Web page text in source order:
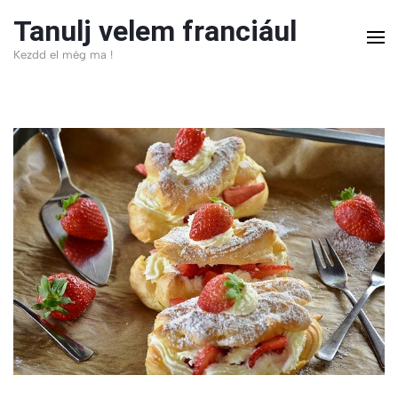
Tanulj velem franciául
Kezdd el még ma !